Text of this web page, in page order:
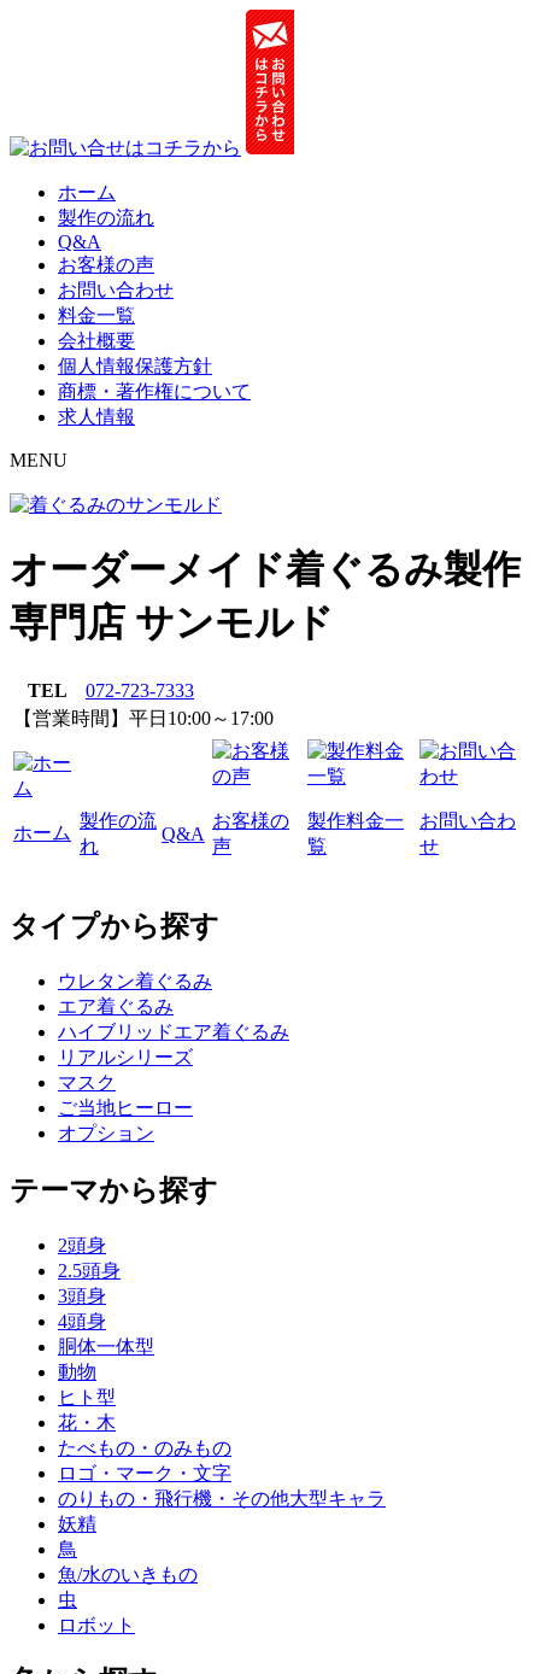
ホーム
製作の流れ
Q&A
お客様の声
お問い合わせ
料金一覧
会社概要
個人情報保護方針
商標・著作権について
求人情報
MENU
オーダーメイド着ぐるみ製作
専門店 サンモルド
TEL
072-723-7333
【営業時間】平日10:00～17:00
ホーム
製作の流
れ
Q&A
お客様の
声
製作料金一
覧
お問い合わ
せ
タイプから探す
ウレタン着ぐるみ
エア着ぐるみ
ハイブリッドエア着ぐるみ
リアルシリーズ
マスク
ご当地ヒーロー
オプション
テーマから探す
2頭身
2.5頭身
3頭身
4頭身
胴体一体型
動物
ヒト型
花・木
たべもの・のみもの
ロゴ・マーク・文字
のりもの・飛行機・その他大型キャラ
妖精
鳥
魚/水のいきもの
虫
ロボット